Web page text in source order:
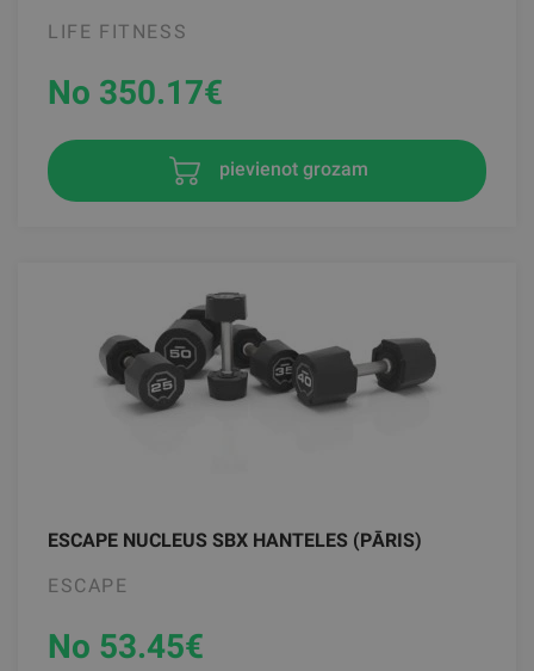
LIFE FITNESS
No 350.17€
pievienot grozam
ESCAPE NUCLEUS SBX HANTELES (PĀRIS)
ESCAPE
No 53.45€